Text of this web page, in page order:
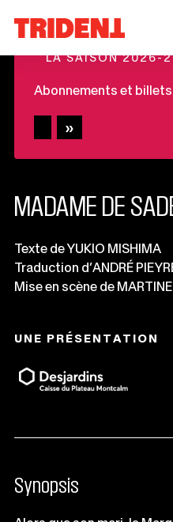
la
page
LA SAISON 2026-
Abonnements et
MADAME DE
Informations
importantes
Texte de YUKIO MISHIMA
Traduction d’ANDRÉ
Mise en scène de
UNE PRÉSENTATION
Synopsis